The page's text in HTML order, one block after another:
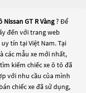
Nissan GT R Vàng? Để
đến với trang web
tín tại Việt Nam. Tại
các mẫu xe mới nhất,
kiếm chiếc xe ô tô đã
với nhu cầu của mình
chiếc xe đã sử dụng,